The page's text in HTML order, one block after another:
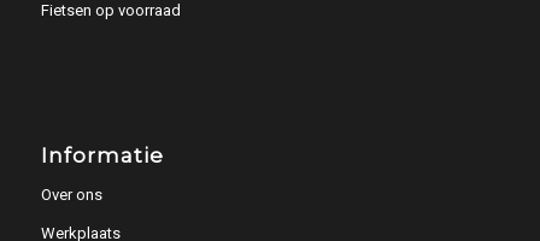
Fietsen op voorraad
Informatie
Over ons
Werkplaats